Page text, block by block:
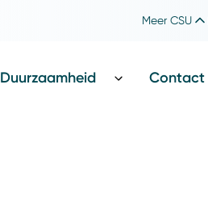
Meer CSU
Duurzaamheid Contact